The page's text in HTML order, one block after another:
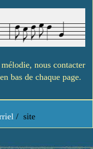
nous contacter
bas de chaque page.
/ site